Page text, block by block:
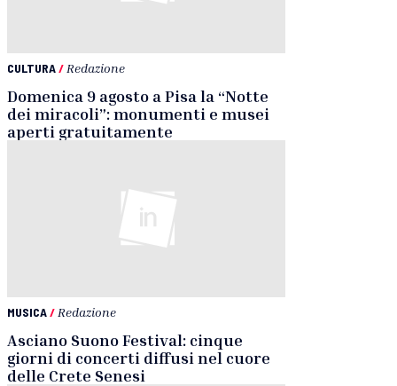
CULTURA/ Redazione
Domenica 9 agosto a Pisa la “Notte
dei miracoli”: monumenti e musei
aperti gratuitamente
MUSICA/ Redazione
Asciano Suono Festival: cinque
giorni di concerti diffusi nel cuore
delle Crete Senesi